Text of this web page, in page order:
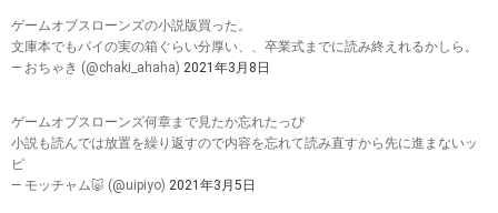
ゲームオブスローンズの小説版買った。
文庫本でもパイの実の箱ぐらい分厚い、、卒業式までに読み終えれるかしら。
— おちゃき (@chaki_ahaha) 2021年3月8日
ゲームオブスローンズ何章まで見たか忘れたっぴ
小説も読んでは放置を繰り返すので内容を忘れて読み直すから先に進まないッ
ピ
— モッチャム🐷 (@uipiyo) 2021年3月5日